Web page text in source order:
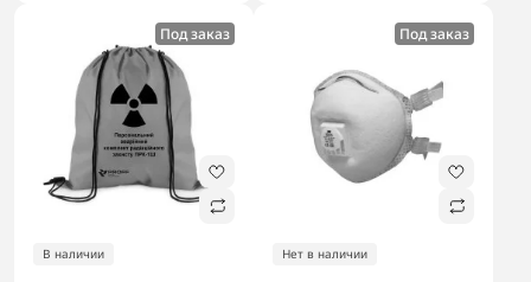
Под заказ
В наличии
Под заказ
Нет в наличии